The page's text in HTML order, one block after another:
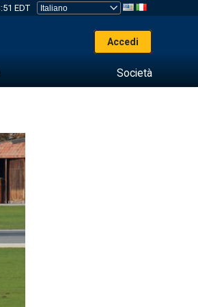
EDT
Accedi
Società